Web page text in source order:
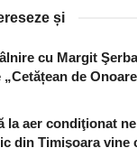
și
cu Margit
de
la aer condiţionat
din Timişoara vine